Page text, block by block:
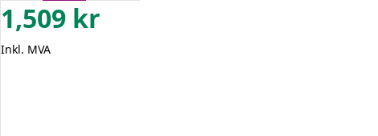
1,509 kr
Inkl. MVA